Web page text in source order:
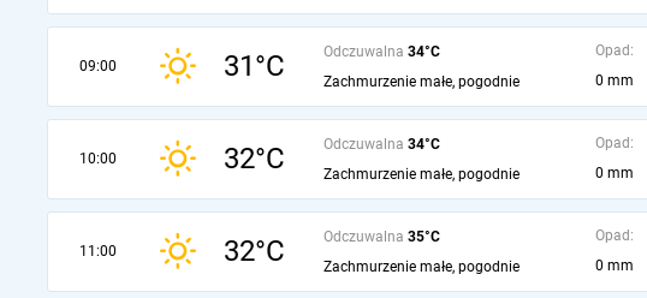
09:00 31°C Odczuwalna 34°C
Zachmurzenie małe, pogodnie
Opad:
0 mm
10:00 32°C Odczuwalna 34°C
Zachmurzenie małe, pogodnie
Opad:
0 mm
11:00 32°C Odczuwalna 35°C
Zachmurzenie małe, pogodnie
Opad:
0 mm